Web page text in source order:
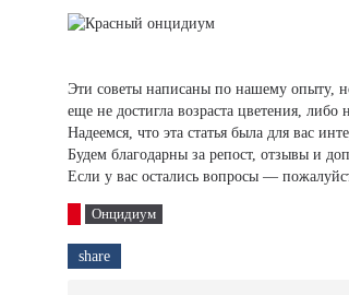
Эти советы написаны по нашему опыту,
еще не достигла возраста цветения, либо
Надеемся, что эта статья была для вас
Будем благодарны за репост, отзывы и
Если у вас остались вопросы —
Онцидиум
share